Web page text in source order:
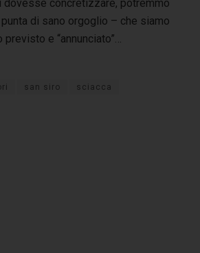
dovesse concretizzare, potremmo
di sano orgoglio – che siamo
e “annunciato”…
san siro sciacca